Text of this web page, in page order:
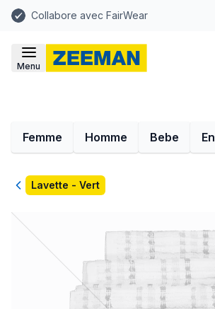
Collabore avec FairWear
Menu
Femme Homme Bebe
RetourLavette - Vert